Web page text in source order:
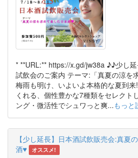
* **URL:** https://x.gd/jw38a ♪♪少し
試飲会のご案内 テーマ:「真夏の涼を
梅雨も明け、いよいよ本格的な夏到
くれる、個性豊かな7種類をセレクト
ング・微活性でシュワっと爽...もっと
【少し延長】日本酒試飲販売会:真夏
酒♥
オススメ!